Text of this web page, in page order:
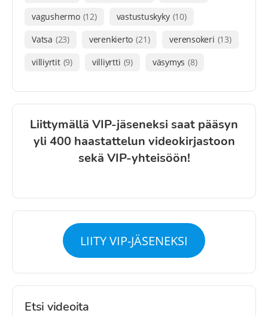
vagushermo (12) vastustuskyky (10)
Vatsa (23) verenkierto (21) verensokeri (13)
villiyrtit (9) villiyrtti (9) väsymys (8)
Liittymällä VIP-jäseneksi saat pääsyn
yli 400 haastattelun videokirjastoon
sekä VIP-yhteisöön!
LIITY VIP-JÄSENEKSI
Etsi videoita